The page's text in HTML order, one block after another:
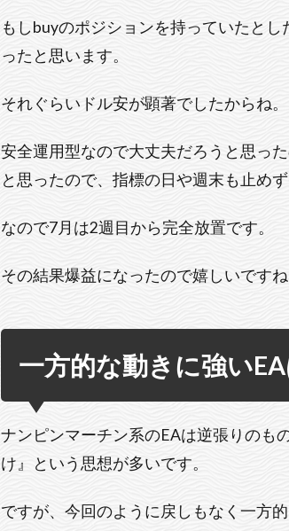
もしbuyのポジションを持っていたと
ったと思います。
それぐらいドル安が顕著でしたからね。
安全運用型なので大丈夫だろうと思っ
と思ったので、指標の日や週末も止め
なので7月は2週目から完全放置です。
その結果爆益になったので嬉しいですね
一方的な動きに強い
ナンピンマーチン系のEAは逆張りのも
け』という思想が多いです。
ですが、今回のように戻しもなく一方